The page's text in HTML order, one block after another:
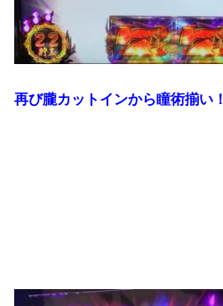
再び朧カットインから瞳術揃い！